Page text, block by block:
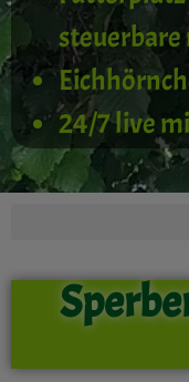
24/7 live